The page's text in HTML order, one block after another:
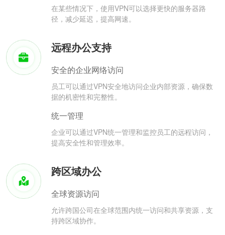
在某些情况下，使用VPN可以选择更快的服务器路
径，减少延迟，提高网速。
远程办公支持
安全的企业网络访问
员工可以通过VPN安全地访问企业内部资源，确保数
据的机密性和完整性。
统一管理
企业可以通过VPN统一管理和监控员工的远程访问，
提高安全性和管理效率。
跨区域办公
全球资源访问
允许跨国公司在全球范围内统一访问和共享资源，支
持跨区域协作。